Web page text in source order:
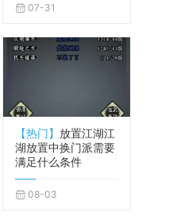
07-31
【热门】 放置江湖江
湖放置中换门派需要
满足什么条件
08-03